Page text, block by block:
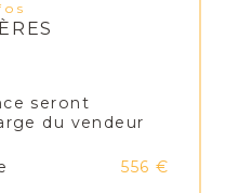
une famille en
seront
du vendeur
556 €